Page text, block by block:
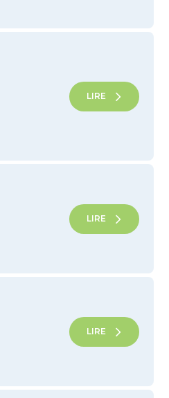
LIRE
LIRE
LIRE